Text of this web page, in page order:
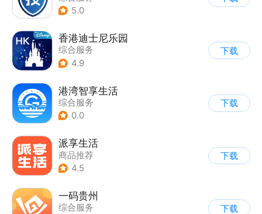
5.0
香港迪士尼乐园
综合服务
4.9
下载
港湾智享生活
综合服务
0.0
下载
派享生活
商品推荐
4.5
下载
一码贵州
综合服务
下载